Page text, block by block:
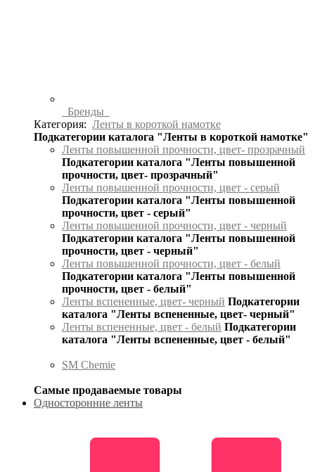
Бренды
Категория: Ленты в короткой намотке
Подкатегории каталога "Ленты в короткой намотке"
Ленты повышенной прочности, цвет- прозрачный
Подкатегории каталога "Ленты повышенной
прочности, цвет- прозрачный"
Ленты повышенной прочности, цвет - серый
Подкатегории каталога "Ленты повышенной
прочности, цвет - серый"
Ленты повышенной прочности, цвет - черный
Подкатегории каталога "Ленты повышенной
прочности, цвет - черный"
Ленты повышенной прочности, цвет - белый
Подкатегории каталога "Ленты повышенной
прочности, цвет - белый"
Ленты вспененные, цвет- черный Подкатегории
каталога "Ленты вспененные, цвет- черный"
Ленты вспененные, цвет - белый Подкатегории
каталога "Ленты вспененные, цвет - белый"
SM Chemie
Самые продаваемые товары
Односторонние ленты